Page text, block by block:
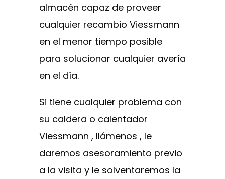
almacén capaz de proveer
cualquier recambio Viessmann
en el menor tiempo posible
para solucionar cualquier avería
en el día.
Si tiene cualquier problema con
su caldera o calentador
Viessmann , llámenos , le
daremos asesoramiento previo
a la visita y le solventaremos la